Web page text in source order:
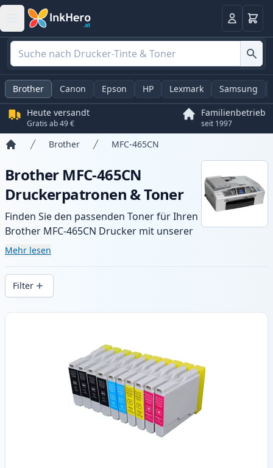
Anmelden
Brother Canon Epson HP Lexmark Samsung
Heute versandt
Gratis ab 49 €
Familienbetrieb
seit 1997
Brother MFC-465CN
Brother MFC-465CN
Druckerpatronen & Toner
Finden Sie den passenden Toner für Ihren
Brother MFC-465CN Drucker mit unserer
Auswahl an kompatiblen und XL-Patronen.
Druckqualität und schnellem Versand aus
lokalem Lager in .
Mehr lesen
Filter
Produkte